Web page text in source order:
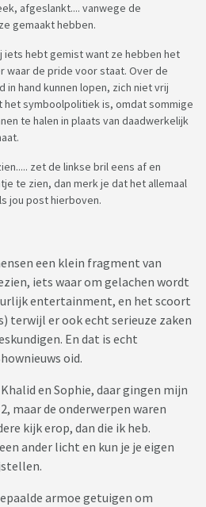
afgeslankt.... vanwege de
gemaakt hebben.
iets hebt gemist want ze hebben het
waar de pride voor staat. Over de
in hand kunnen lopen, zich niet vrij
het symboolpolitiek is, omdat sommige
te halen in plaats van daadwerkelijk
zet de linkse bril eens af en
te zien, dan merk je dat het allemaal
jou post hierboven.
een klein fragment van
iets waar om gelachen wordt
entertainment, en het scoort
terwijl er ook echt serieuze zaken
En dat is echt
oid.
en Sophie, daar gingen mijn
maar de onderwerpen waren
kijk erop, dan die ik heb.
ander licht en kun je je eigen
armoe getuigen om